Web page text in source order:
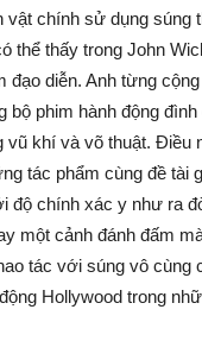
chính sử dụng súng
thể thấy trong John
đạo diễn. Anh từng
bộ phim hành động
vũ khí và võ thuật. Điều
tác phẩm cùng đề tài
độ chính xác y như ra
một cảnh đánh đấm
tác với súng vô
Hollywood trong